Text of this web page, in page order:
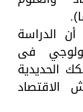
الدراسة
فى
الحديدية
الاقتصاد